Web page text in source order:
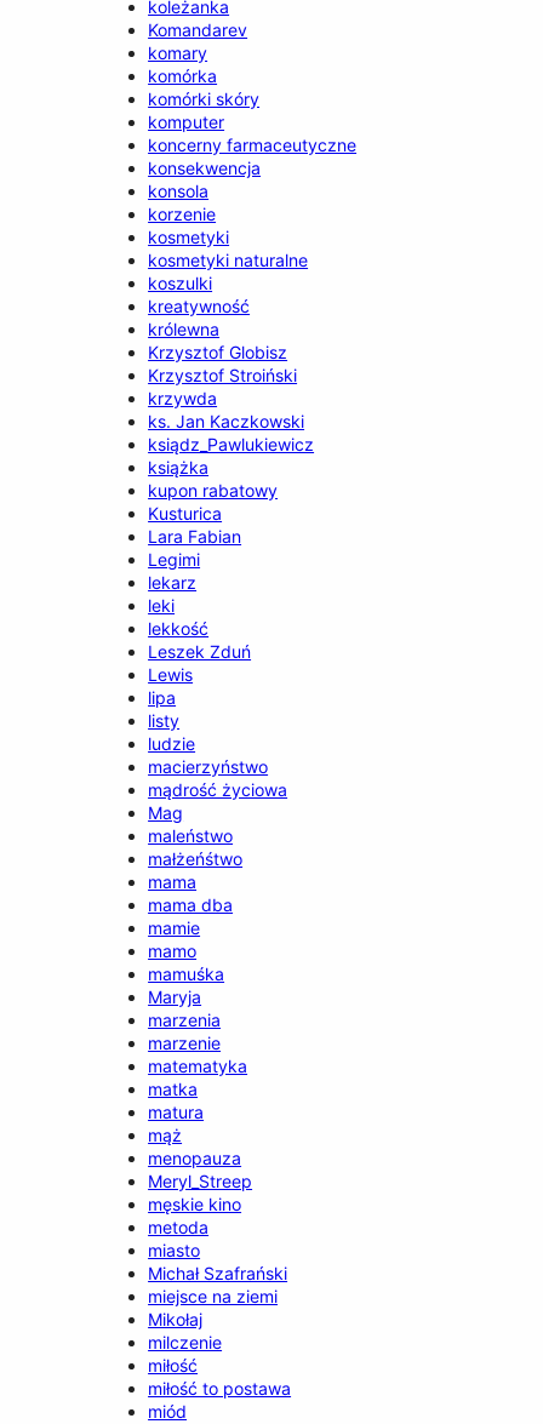
koleżanka
Komandarev
komary
komórka
komórki skóry
komputer
koncerny farmaceutyczne
konsekwencja
konsola
korzenie
kosmetyki
kosmetyki naturalne
koszulki
kreatywność
królewna
Krzysztof Globisz
Krzysztof Stroiński
krzywda
ks. Jan Kaczkowski
ksiądz_Pawlukiewicz
książka
kupon rabatowy
Kusturica
Lara Fabian
Legimi
lekarz
leki
lekkość
Leszek Zduń
Lewis
lipa
listy
ludzie
macierzyństwo
mądrość życiowa
Mag
maleństwo
małżeńśtwo
mama
mama dba
mamie
mamo
mamuśka
Maryja
marzenia
marzenie
matematyka
matka
matura
mąż
menopauza
Meryl_Streep
męskie kino
metoda
miasto
Michał Szafrański
miejsce na ziemi
Mikołaj
milczenie
miłość
miłość to postawa
miód